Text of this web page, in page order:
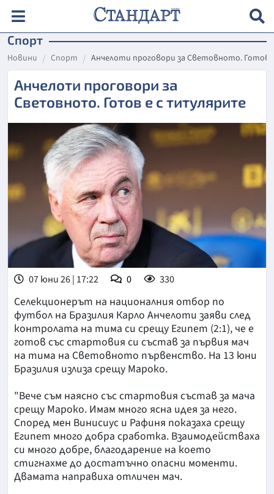
Спорт
Новини Спорт Анчелоти проговори за Световното.
Анчелоти проговори за
Световното. Готов е с титулярите
07 юни 26 | 17:22 0 330
Селекционерът на националния отбор по
футбол на Бразилия Карло Анчелоти заяви след
контролата на тима си срещу Египет (2:1), че е
готов със стартовия си състав за първия мач
на тима на Световното първенство. На 13 юни
Бразилия излиза срещу Мароко.
"Вече съм наясно със стартовия състав за мача
срещу Мароко. Имам много ясна идея за него.
Според мен Винисиус и Рафиня показаха срещу
Египет много добра сработка. Взаимодействаха
си много добре, благодарение на което
стигнахме до достатъчно опасни моменти.
Двамата направиха отличен мач.